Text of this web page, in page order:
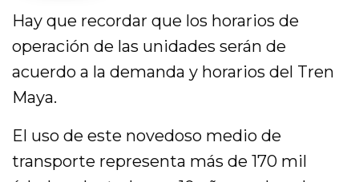
Hay que recordar que los horarios de
operación de las unidades serán de
acuerdo a la demanda y horarios del Tren
Maya.
El uso de este novedoso medio de
transporte representa más de 170 mil